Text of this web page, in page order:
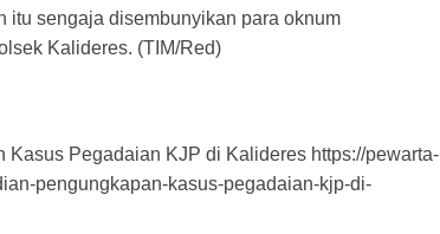
itu sengaja disembunyikan para oknum
Kalideres. (TIM/Red)
Pegadaian KJP di Kalideres https://pewarta-
pengungkapan-kasus-pegadaian-kjp-di-